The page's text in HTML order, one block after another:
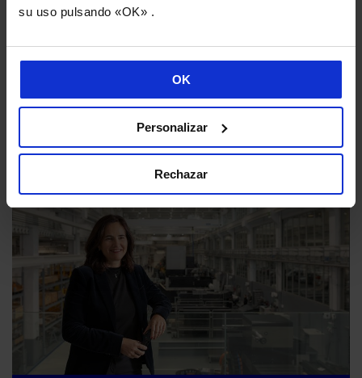
su uso pulsando «OK» .
OK
Personalizar
Rechazar
maximizar el impacto de su actividad industrial